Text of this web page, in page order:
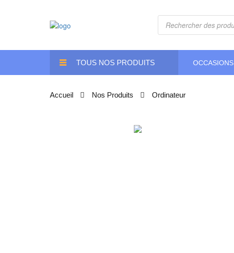
Recherche
TOUS NOS PRODUITS OCCASIONS
Accueil Nos Produits Ordinateur